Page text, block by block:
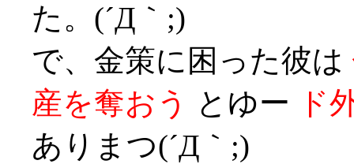
た。(´Д｀;)
で、金策に困った彼は
産を奪おう
とゆー
ド
ありまつ(´Д｀;)